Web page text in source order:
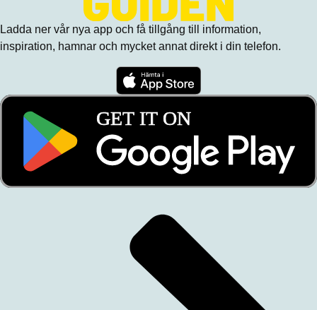
Ladda ner vår nya app och få tillgång till information,
inspiration, hamnar och mycket annat direkt i din telefon.